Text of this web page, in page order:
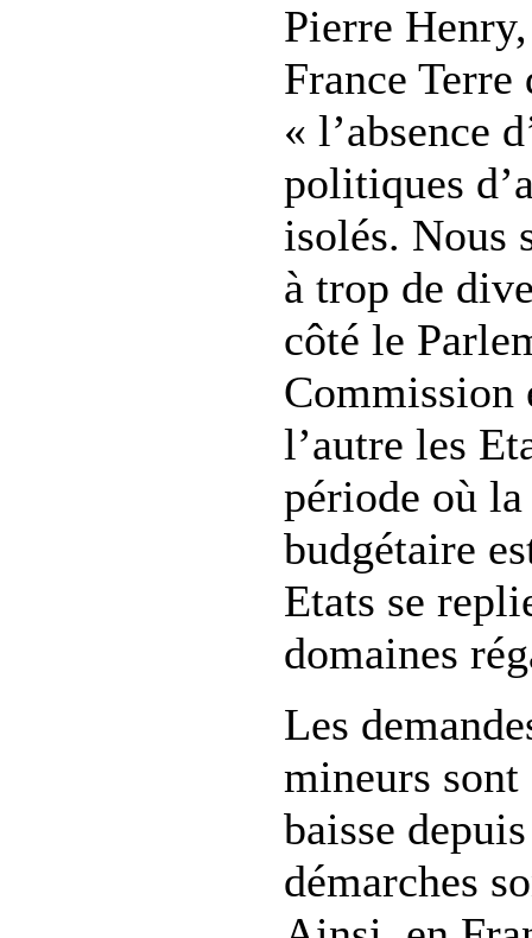
Pierre
France Terre
« l’absence
politiques
isolés. Nous
à trop de
côté le
Commission
l’autre les
période où
budgétaire
Etats se
domaines
Les
mineurs
baisse
démarches